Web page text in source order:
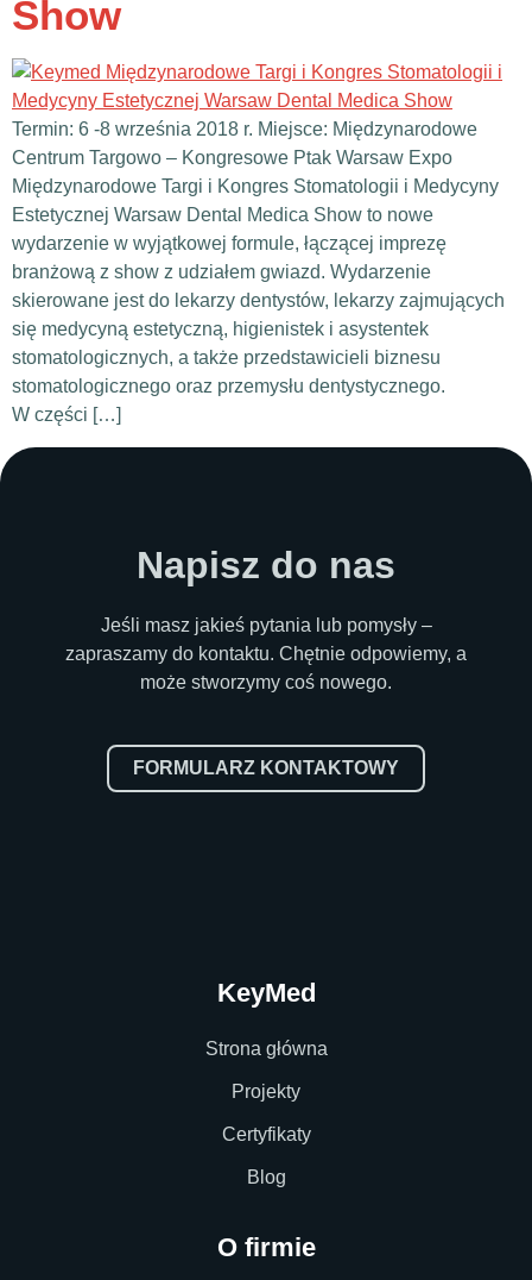
Show
Termin: 6 -8 września 2018 r. Miejsce: Międzynarodowe
Centrum Targowo – Kongresowe Ptak Warsaw Expo
Międzynarodowe Targi i Kongres Stomatologii i Medycyny
Estetycznej Warsaw Dental Medica Show to nowe
wydarzenie w wyjątkowej formule, łączącej imprezę
branżową z show z udziałem gwiazd. Wydarzenie
skierowane jest do lekarzy dentystów, lekarzy zajmujących
się medycyną estetyczną, higienistek i asystentek
stomatologicznych, a także przedstawicieli biznesu
stomatologicznego oraz przemysłu dentystycznego.
W części […]
Napisz do nas
Jeśli masz jakieś pytania lub pomysły –
zapraszamy do kontaktu. Chętnie odpowiemy, a
może stworzymy coś nowego.
FORMULARZ KONTAKTOWY
KeyMed
Strona główna
Projekty
Certyfikaty
Blog
O firmie